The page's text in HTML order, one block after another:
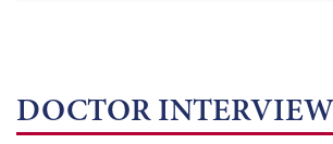
DOCTOR INTERVIEW